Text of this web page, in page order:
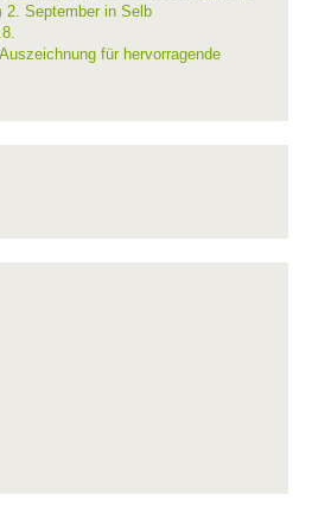
2. September in Selb
für hervorragende